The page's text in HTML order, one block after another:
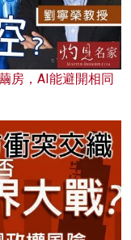
房，AI能避開相同